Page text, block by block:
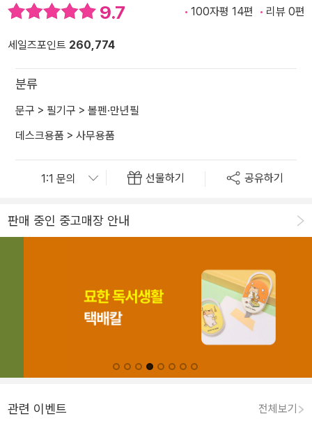
9.7 100자평 14편 리뷰 0편
세일즈포인트 260,774
분류
문구 > 필기구 > 볼펜·만년필
데스크용품 > 사무용품
선물하기 공유하기
판매 중인 중고매장 안내
관련 이벤트 전체보기